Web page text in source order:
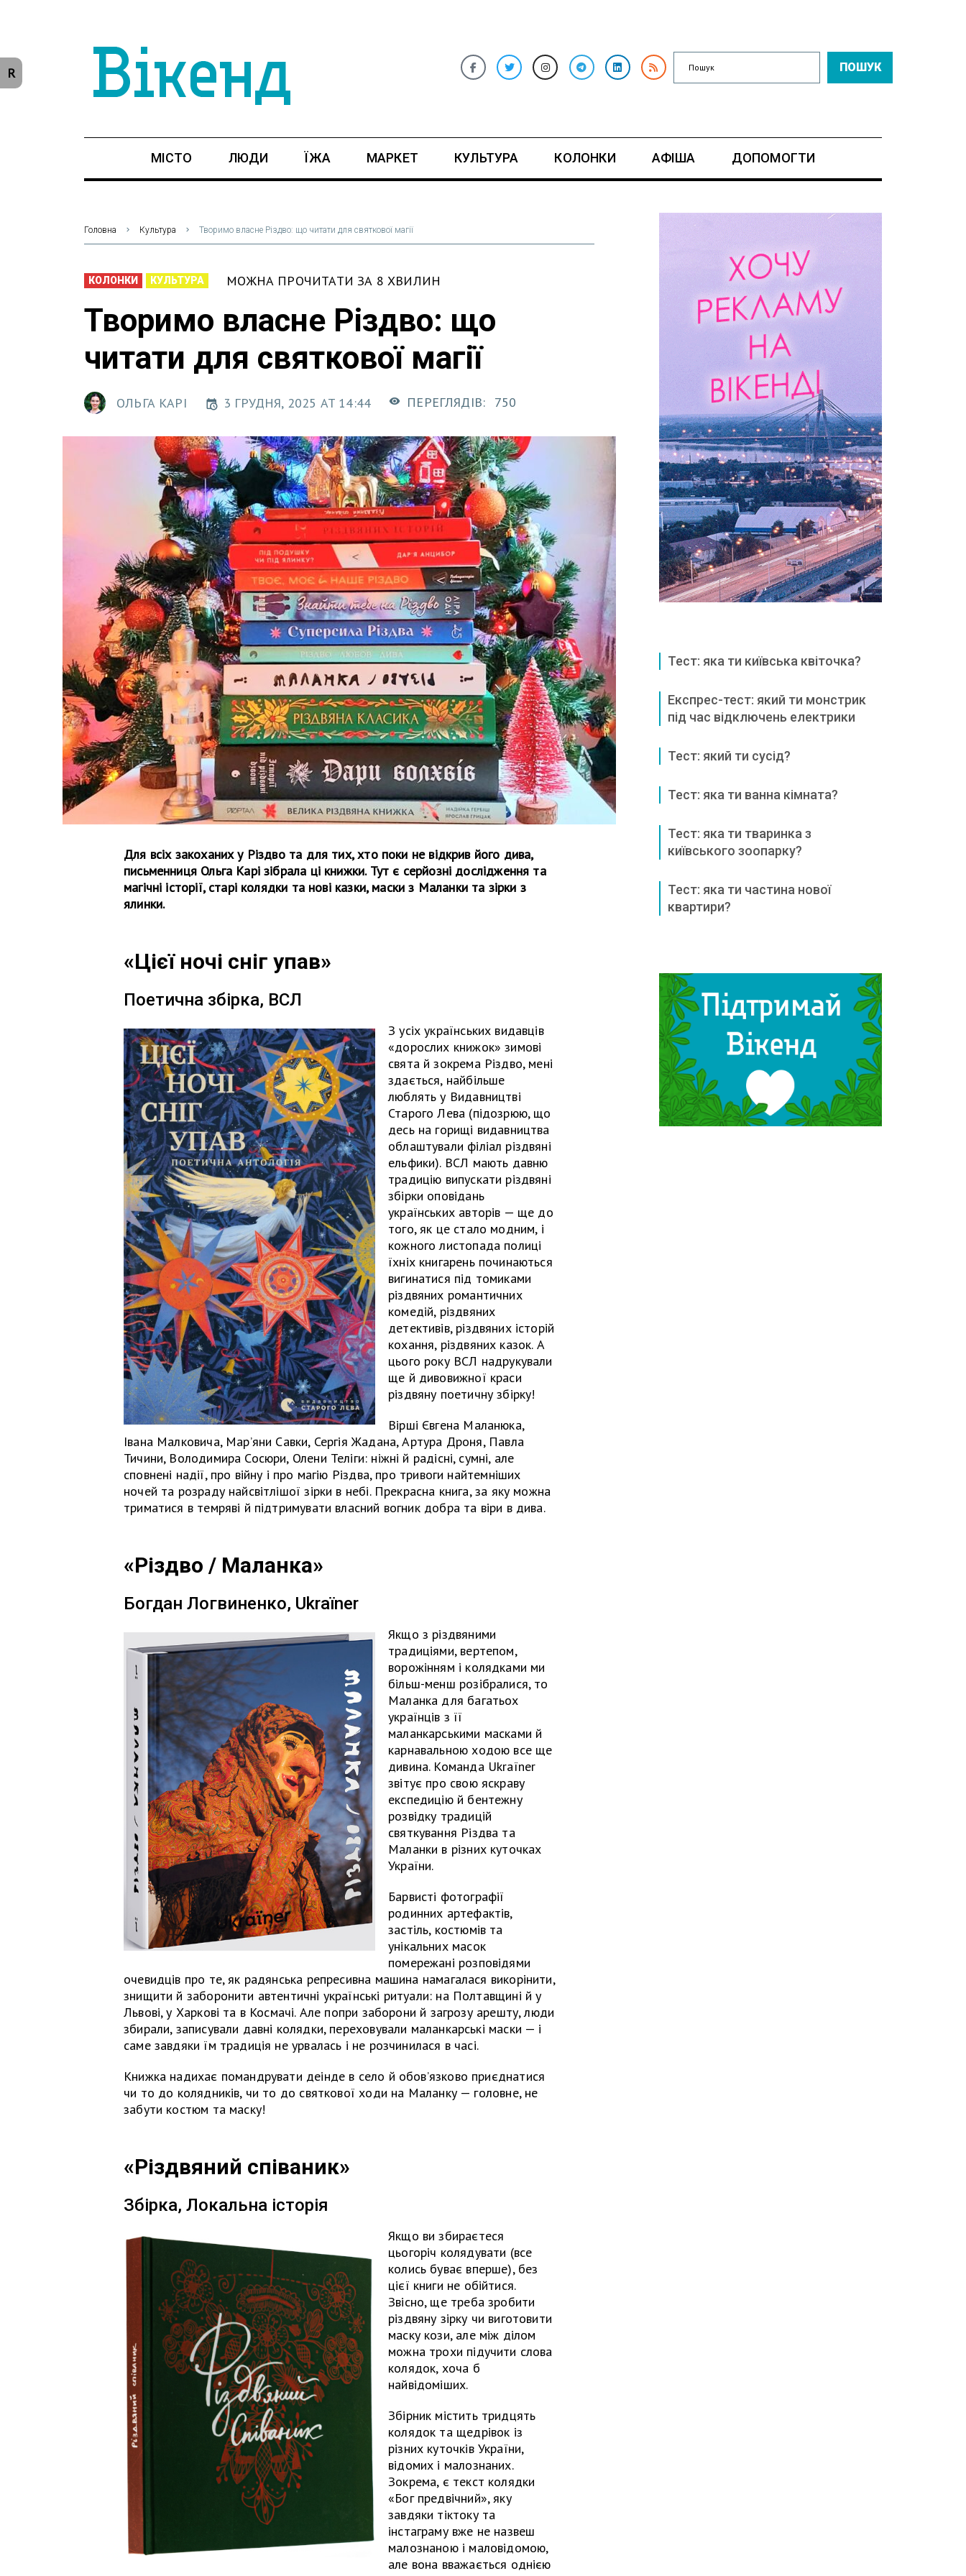
ПОШУК
МІСТО ЛЮДИ ЇЖА МАРКЕТ КУЛЬТУРА КОЛОНКИ АФІША ДОПОМОГТИ
Головна Культура Творимо власне Різдво: що читати для святкової магії
КОЛОНКИ КУЛЬТУРА МОЖНА ПРОЧИТАТИ ЗА 8 ХВИЛИН
Творимо власне Різдво: що
читати для святкової магії
ОЛЬГА КАРІ 3 ГРУДНЯ, 2025 AT 14:44 ПЕРЕГЛЯДІВ: 750
Для всіх закоханих у Різдво та для тих, хто поки не відкрив його дива,
письменниця Ольга Карі зібрала ці книжки. Тут є серйозні дослідження та
магічні історії, старі колядки та нові казки, маски з Маланки та зірки з
ялинки.
«Цієї ночі сніг упав»
Поетична збірка, ВСЛ
З усіх українських видавців
«дорослих книжок» зимові
свята й зокрема Різдво, мені
здається, найбільше
люблять у Видавництві
Старого Лева (підозрюю, що
десь на горищі видавництва
облаштували філіал різдвяні
ельфики). ВСЛ мають давню
традицію випускати різдвяні
збірки оповідань
українських авторів — ще до
того, як це стало модним, і
кожного листопада полиці
їхніх книгарень починаються
вигинатися під томиками
різдвяних романтичних
комедій, різдвяних
детективів, різдвяних історій
кохання, різдвяних казок. А
цього року ВСЛ надрукували
ще й дивовижної краси
різдвяну поетичну збірку!
Вірші Євгена Маланюка,
Івана Малковича, Мар’яни Савки, Сергія Жадана, Артура Дроня, Павла
Тичини, Володимира Сосюри, Олени Теліги: ніжні й радісні, сумні, але
сповнені надії, про війну і про магію Різдва, про тривоги найтемніших
ночей та розраду найсвітлішої зірки в небі. Прекрасна книга, за яку можна
триматися в темряві й підтримувати власний вогник добра та віри в дива.
«Різдво / Маланка»
Богдан Логвиненко, Ukraїner
Якщо з різдвяними
традиціями, вертепом,
ворожінням і колядками ми
більш-менш розібралися, то
Маланка для багатьох
українців з її
маланкарськими масками й
карнавальною ходою все ще
дивина. Команда Ukraїner
звітує про свою яскраву
експедицію й бентежну
розвідку традицій
святкування Різдва та
Маланки в різних куточках
України.
Барвисті фотографії
родинних артефактів,
застіль, костюмів та
унікальних масок
помережані розповідями
очевидців про те, як радянська репресивна машина намагалася викорінити,
знищити й заборонити автентичні українські ритуали: на Полтавщині й у
Львові, у Харкові та в Космачі. Але попри заборони й загрозу арешту, люди
збирали, записували давні колядки, переховували маланкарські маски — і
саме завдяки їм традиція не урвалась і не розчинилася в часі.
Книжка надихає помандрувати деінде в село й обов’язково приєднатися
чи то до колядників, чи то до святкової ходи на Маланку — головне, не
забути костюм та маску!
«Різдвяний співаник»
Збірка, Локальна історія
Якщо ви збираєтеся
цьогоріч колядувати (все
колись буває вперше), без
цієї книги не обійтися.
Звісно, ще треба зробити
різдвяну зірку чи виготовити
маску кози, але між ділом
можна трохи підучити слова
колядок, хоча б
найвідоміших.
Збірник містить тридцять
колядок та щедрівок із
різних куточків України,
відомих і малознаних.
Зокрема, є текст колядки
«Бог предвічний», яку
завдяки тіктоку та
інстаграму вже не назвеш
малознаною і маловідомою,
але вона вважається однією
Тест: яка ти київська квіточка?
Експрес-тест: який ти монстрик
під час відключень електрики
Тест: який ти сусід?
Тест: яка ти ванна кімната?
Тест: яка ти тваринка з
київського зоопарку?
Тест: яка ти частина нової
квартири?
R